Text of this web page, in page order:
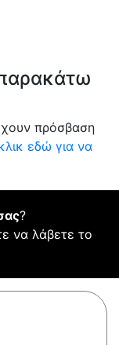
πρόσβαση
εδώ για να
?
να λάβετε το